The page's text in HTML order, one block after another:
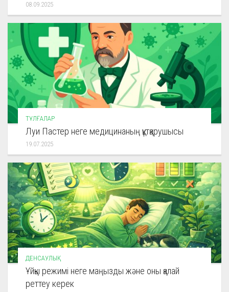
08.09.2025
ТҰЛҒАЛАР
Луи Пастер неге медицинаның құтқарушысы
19.07.2025
ДЕНСАУЛЫҚ
Ұйқы режимі неге маңызды және оны қалай
реттеу керек